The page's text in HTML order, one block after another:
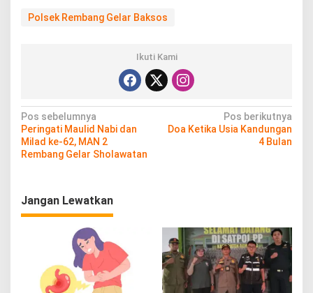
Polsek Rembang Gelar Baksos
Ikuti Kami
N
a
v
g
a
Pos sebelumnya
Peringati Maulid Nabi dan
Milad ke-62, MAN 2
Rembang Gelar Sholawatan
Pos berikutnya
Doa Ketika Usia Kandungan
4 Bulan
Jangan Lewatkan